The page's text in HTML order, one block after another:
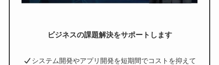
ビジネスの課題解決をサポートします
システム開発やアプリ開発を短期間でコストを抑えて